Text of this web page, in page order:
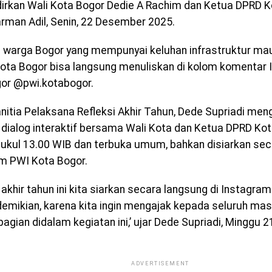
Wali Kota Bogor Dedie A Rachim dan Ketua DPRD
Adil, Senin, 22 Desember 2025.
warga Bogor yang mempunyai keluhan infrastruktur
Bogor bisa langsung menuliskan di kolom komentar
@pwi.kotabogor.
Pelaksana Refleksi Akhir Tahun, Dede Supriadi
interaktif bersama Wali Kota dan Ketua DPRD
13.00 WIB dan terbuka umum, bahkan disiarkan
PWI Kota Bogor.
akhir tahun ini kita siarkan secara langsung di
karena kita ingin mengajak kepada seluruh
didalam kegiatan ini,’ ujar Dede Supriadi, Minggu
ADVERTISEMENT